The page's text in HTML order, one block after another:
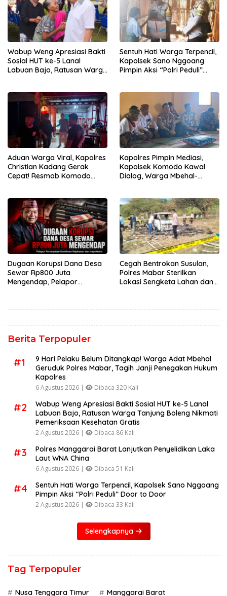
Wabup Weng Apresiasi Bakti
Sosial HUT ke-5 Lanal
Labuan Bajo, Ratusan Warga
Gratis
Sentuh Hati Warga Terpencil,
Kapolsek Sano Nggoang
Pimpin Aksi “Polri Peduli”
Aduan Warga Viral, Kapolres
Christian Kadang Gerak
Cepat! Resmob Komodo
Kapolres Pimpin Mediasi,
Kapolsek Komodo Kawal
Dialog, Warga Mbehal-
Dugaan Korupsi Dana Desa
Sewar Rp800 Juta
Mengendap, Pelapor
Cegah Bentrokan Susulan,
Polres Mabar Sterilkan
Lokasi Sengketa Lahan dan
Berita Terpopuler
#1
9 Hari Pelaku Belum Ditangkap! Warga Adat Mbehal
Geruduk Polres Mabar, Tagih Janji Penegakan Hukum
Kapolres
6 Agustus 2026 | Dibaca 320 Kali
#2
Wabup Weng Apresiasi Bakti Sosial HUT ke-5 Lanal
Labuan Bajo, Ratusan Warga Tanjung Boleng Nikmati
Pemeriksaan Kesehatan Gratis
2 Agustus 2026 | Dibaca 86 Kali
#3
Polres Manggarai Barat Lanjutkan Penyelidikan Laka
Laut WNA China
6 Agustus 2026 | Dibaca 51 Kali
#4
Sentuh Hati Warga Terpencil, Kapolsek Sano Nggoang
Pimpin Aksi “Polri Peduli” Door to Door
2 Agustus 2026 | Dibaca 33 Kali
Selengkapnya
Tag Terpopuler
Nusa Tenggara Timur Manggarai Barat